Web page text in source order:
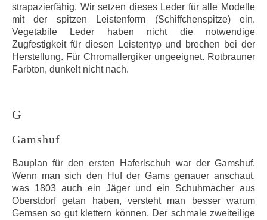
strapazierfähig. Wir setzen dieses Leder für alle Modelle
mit der spitzen Leistenform (Schiffchenspitze) ein.
Vegetabile Leder haben nicht die notwendige
Zugfestigkeit für diesen Leistentyp und brechen bei der
Herstellung. Für Chromallergiker ungeeignet. Rotbrauner
Farbton, dunkelt nicht nach.
G
Gamshuf
Bauplan für den ersten Haferlschuh war der Gamshuf.
Wenn man sich den Huf der Gams genauer anschaut,
was 1803 auch ein Jäger und ein Schuhmacher aus
Oberstdorf getan haben, versteht man besser warum
Gemsen so gut klettern können. Der schmale zweiteilige